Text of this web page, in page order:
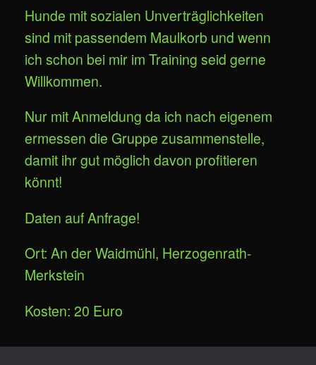
Hunde mit sozialen Unverträglichkeiten
sind mit passendem Maulkorb und wenn
ich schon bei mir im Training seid gerne
Willkommen.
Nur mit Anmeldung da ich nach eigenem
ermessen die Gruppe zusammenstelle,
damit ihr gut möglich davon profitieren
könnt!
Daten auf Anfrage!
Ort: An der Waidmühl, Herzogenrath-
Merkstein
Kosten: 20 Euro